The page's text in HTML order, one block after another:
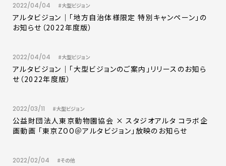
2022/04/04 #大型ビジョン
アルタビジョン｜「地方自治体様限定 特別キャンペーン」の
お知らせ（2022年度版）
2022/04/04 #大型ビジョン
アルタビジョン｜「大型ビジョンのご案内」リリースのお知ら
せ（2022年度版）
2022/03/11 #大型ビジョン
公益財団法人東京動物園協会 × スタジオアルタ コラボ企
画動画 「東京ZOO＠アルタビジョン」放映のお知らせ
2022/02/04 #その他